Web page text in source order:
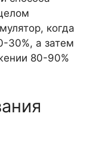
когда
30%, а затем
80-90%